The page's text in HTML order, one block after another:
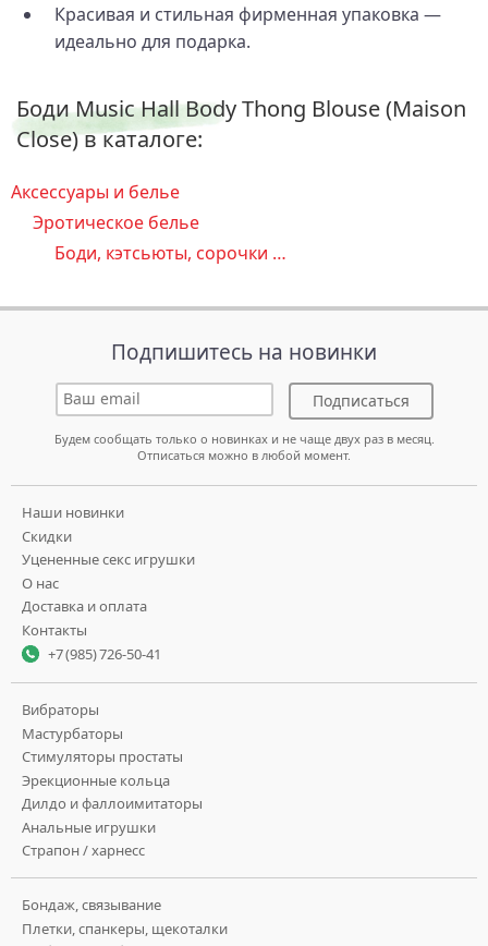
Красивая и стильная фирменная упаковка —
идеально для подарка.
Боди Music Hall Body Thong Blouse (Maison
Close) в каталоге:
Аксессуары и белье
Эротическое белье
Боди, кэтсьюты, сорочки …
Подпишитесь на новинки
Подписаться
Будем сообщать только о новинках и не чаще двух раз в месяц.
Отписаться можно в любой момент.
Наши новинки
Скидки
Уцененные секс игрушки
О нас
Доставка и оплата
Контакты
+7 (985) 726-50-41
Вибраторы
Мастурбаторы
Стимуляторы простаты
Эрекционные кольца
Дилдо и фаллоимитаторы
Анальные игрушки
Страпон / харнесс
Бондаж, связывание
Плетки, спанкеры, щекоталки